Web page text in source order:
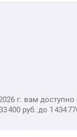
г. вам доступно
руб. до 1 434